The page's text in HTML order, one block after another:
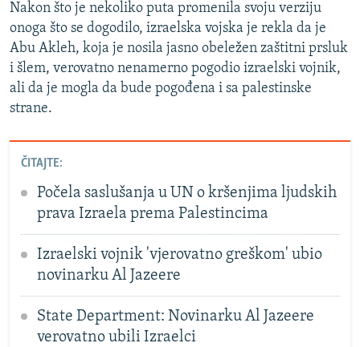
Nakon što je nekoliko puta promenila svoju verziju
onoga što se dogodilo, izraelska vojska je rekla da je
Abu Akleh, koja je nosila jasno obeležen zaštitni prsluk
i šlem, verovatno nenamerno pogodio izraelski vojnik,
ali da je mogla da bude pogođena i sa palestinske
strane.
ČITAJTE:
Počela saslušanja u UN o kršenjima ljudskih
prava Izraela prema Palestincima
Izraelski vojnik 'vjerovatno greškom' ubio
novinarku Al Jazeere
State Department: Novinarku Al Jazeere
verovatno ubili Izraelci